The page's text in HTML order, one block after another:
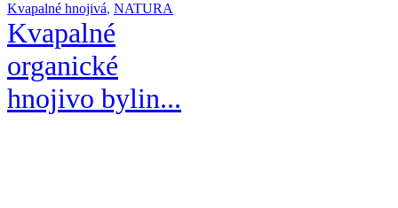
Kvapalné hnojivá, NATURA
Kvapalné
organické
hnojivo bylin...